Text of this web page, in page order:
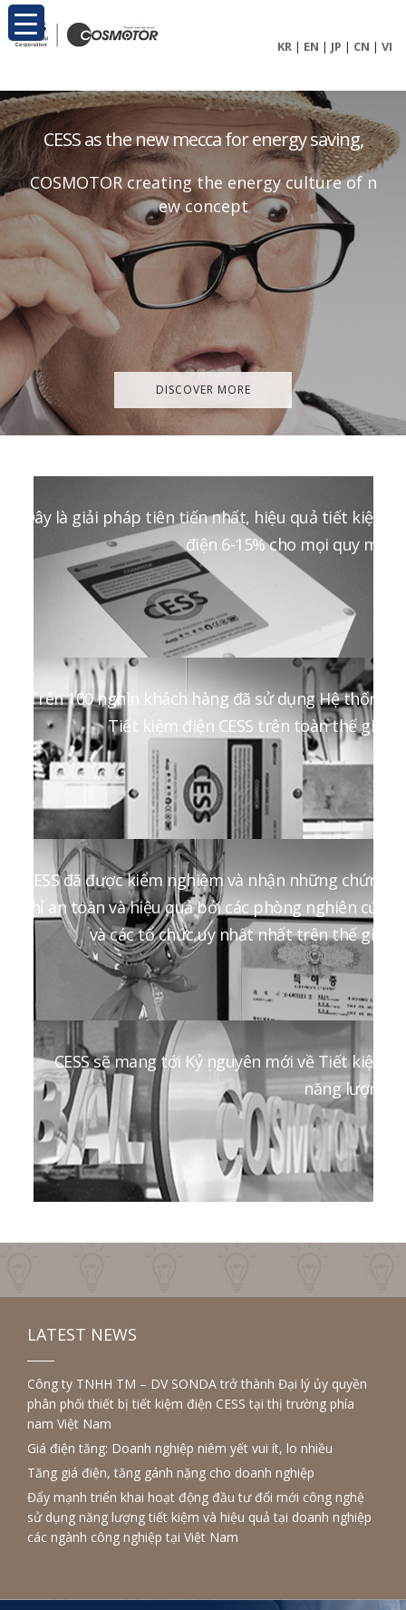
KR | EN | JP | CN | VI
CESS as thenewmecca forenergysaving,
COSMOTOR creating the energy culture of n
ew concept
DISCOVER MORE
Đây là giải pháp tiên tiến nhất, hiệu quả tiết kiệm
điện 6-15% cho mọi quy mô
Trên 100 nghìn khách hàng đã sử dụng Hệ thống
Tiết kiệm điện CESS trên toàn thế giới
CESS đã được kiểm nghiệm và nhận những chứng
chỉ an toàn và hiệu quả bởi các phòng nghiên cứu
và các tổ chức uy nhất nhất trên thế giới
CESS sẽ mang tới Kỷ nguyên mới về Tiết kiệm
năng lượng
LATEST NEWS
Công ty TNHH TM – DV SONDA trở thành Đại lý ủy quyền
phân phối thiết bị tiết kiệm điện CESS tại thị trường phía
nam Việt Nam
Giá điện tăng: Doanh nghiệp niêm yết vui ít, lo nhiều
Tăng giá điện, tăng gánh nặng cho doanh nghiệp
Đẩy mạnh triển khai hoạt động đầu tư đổi mới công nghệ
sử dụng năng lượng tiết kiệm và hiệu quả tại doanh nghiệp
các ngành công nghiệp tại Việt Nam